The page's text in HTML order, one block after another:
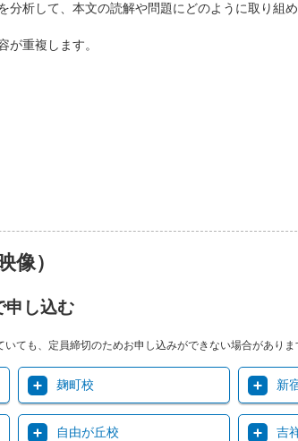
分析して、本文の読解や問題にどのように取り組め
が重複します。
像）
申し込む
いても、定員締切のためお申し込みができない場合がありま
麹町校 新
自由が丘校 吉